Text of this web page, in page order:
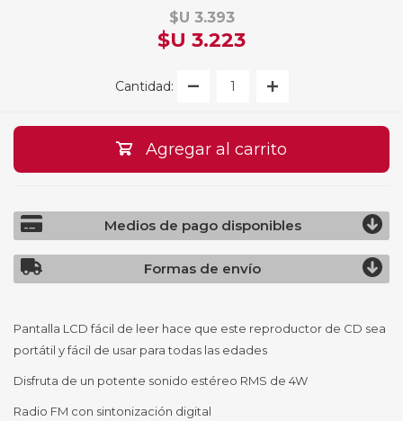
$U 3.393
$U 3.223
Cantidad:
Agregar al carrito
Medios de pago disponibles
Formas de envío
Pantalla LCD fácil de leer hace que este reproductor de CD sea
portátil y fácil de usar para todas las edades
Disfruta de un potente sonido estéreo RMS de 4W
Radio FM con sintonización digital